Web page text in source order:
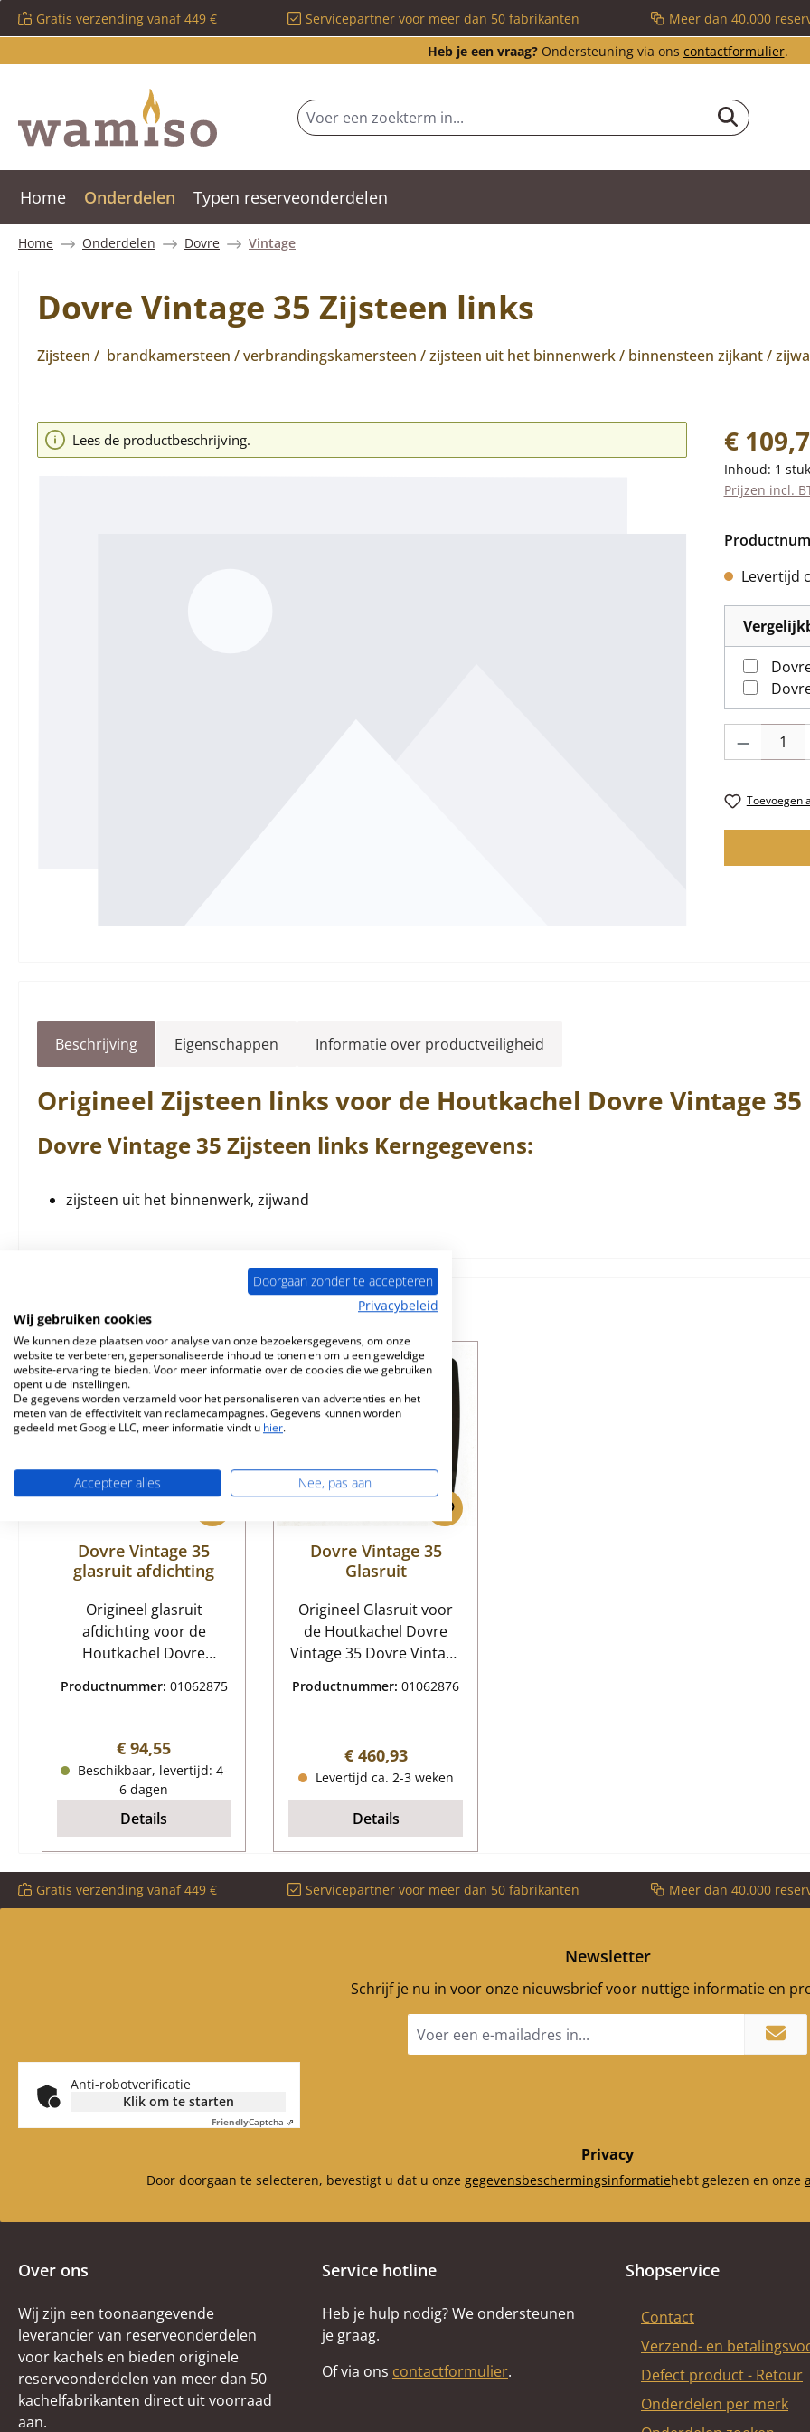
naar de hoofdinhoud
Ga naar de zoekopdracht
Ga naar de hoofdnavigatie
Gratis verzending vanaf 449 € Servicepartner voor meer dan 50 fabrikanten Meer dan 40.000
Heb je een vraag?Ondersteuning via ons contactformulier.
Home Onderdelen Typen reserveonderdelen
Home Onderdelen Dovre Vintage
Dovre Vintage 35 Zijsteen links
Zijsteen / brandkamersteen / verbrandingskamersteen / zijsteen uit het binnenwerk / binnensteen zijkant /
Afbeeldingengalerij overslaan
Lees de productbeschrijving. Normale
€
Inhoud: 1
Prijzen incl.
Levertijd
Toevoegen
Beschrijving Eigenschappen Informatie over productveiligheid
Origineel Zijsteen links voor de Houtkachel Dovre Vintage 35
DovreVintage 35 Zijsteen links Kerngegevens:
zijsteen uit het binnenwerk, zijwand
Productgalerij overslaan
Nog 1 op voorraad!
Dovre Vintage 35
glasruit afdichting
Origineel glasruit
afdichting voor de
Houtkachel Dovre
35 glasruit afdichting
glasafdichting, dichting
glas Holle
koordafdichting
Afmetingen (B/H) 10 mm
x 5 mm Lengte 2,50 m
Lengte compleet
Productnummer: 01062875
Normale prijs:
€ 94,55
Beschikbaar, levertijd: 4-
6 dagen
Details
Dovre Vintage 35
Glasruit
Origineel Glasruit voor
de Houtkachel Dovre
Vintage 35 Dovre Vintage
Kerngegevens:
mm x 448 mm x 4 mm
Materiaal Glas
hittebestendig +
schijfhouder
Productnummer:01062876
Normale prijs:
€ 460,93
Levertijd ca. 2-3 weken
Details
Gratis verzending vanaf 449 € Servicepartner voor meer dan 50 fabrikanten Meer dan 40.000
Newsletter
Schrijf je nu in voor onze nieuwsbrief voor nuttige informatie en
mailadres
Anti-robotverificatie
Klik om te starten
FriendlyCaptcha ⇗
Privacy
Door doorgaan te selecteren, bevestigt u dat u onze gegevensbeschermingsinformatiehebt gelezen en onze
Over ons
Wij zijn een toonaangevende
leverancier van reserveonderdelen
voor kachels en bieden originele
reserveonderdelen van meer dan 50
kachelfabrikanten direct uit voorraad
aan.
Service hotline
Heb je hulp nodig? We ondersteunen
je graag.
Of via ons contactformulier.
Shopservice
Contact
Verzend- en
Defect product - Retour
Onderdelen per merk
Doorgaan zonder te accepteren
Privacybeleid
Wij gebruiken cookies
We kunnen deze plaatsen voor analyse van onze bezoekersgegevens, om onze
website te verbeteren, gepersonaliseerde inhoud te tonen en om u een geweldige
website-ervaring te bieden. Voor meer informatie over de cookies die we gebruiken
opent u de instellingen.
De gegevens worden verzameld voor het personaliseren van advertenties en het
meten van de effectiviteit van reclamecampagnes. Gegevens kunnen worden
gedeeld met Google LLC, meer informatie vindt u hier.
Accepteer alles Nee, pas aan